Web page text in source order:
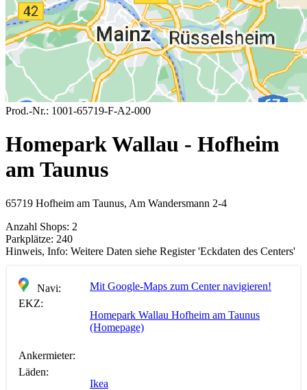
Prod.-Nr.: 1001-65719-F-A2-000
Homepark Wallau - Hofheim
am Taunus
65719 Hofheim am Taunus, Am Wandersmann 2-4
Anzahl Shops: 2
Parkplätze: 240
Hinweis, Info: Weitere Daten siehe Register 'Eckdaten des Centers'
Navi:
Mit Google-Maps zum Center navigieren!
EKZ:
Homepark Wallau Hofheim am Taunus
(Homepage)
Ankermieter:
Läden:
Ikea